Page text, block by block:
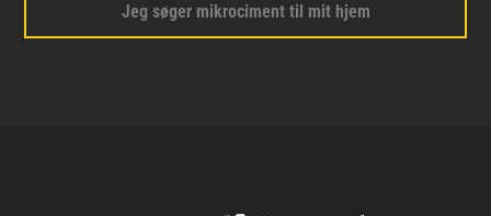
Jeg søger mikrociment til mit hjem